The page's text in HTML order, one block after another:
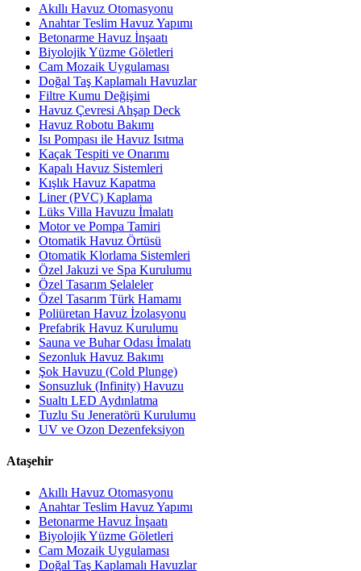
Akıllı Havuz Otomasyonu
Anahtar Teslim Havuz Yapımı
Betonarme Havuz İnşaatı
Biyolojik Yüzme Göletleri
Cam Mozaik Uygulaması
Doğal Taş Kaplamalı Havuzlar
Filtre Kumu Değişimi
Havuz Çevresi Ahşap Deck
Havuz Robotu Bakımı
Isı Pompası ile Havuz Isıtma
Kaçak Tespiti ve Onarımı
Kapalı Havuz Sistemleri
Kışlık Havuz Kapatma
Liner (PVC) Kaplama
Lüks Villa Havuzu İmalatı
Motor ve Pompa Tamiri
Otomatik Havuz Örtüsü
Otomatik Klorlama Sistemleri
Özel Jakuzi ve Spa Kurulumu
Özel Tasarım Şelaleler
Özel Tasarım Türk Hamamı
Poliüretan Havuz İzolasyonu
Prefabrik Havuz Kurulumu
Sauna ve Buhar Odası İmalatı
Sezonluk Havuz Bakımı
Şok Havuzu (Cold Plunge)
Sonsuzluk (Infinity) Havuzu
Sualtı LED Aydınlatma
Tuzlu Su Jeneratörü Kurulumu
UV ve Ozon Dezenfeksiyon
Ataşehir
Akıllı Havuz Otomasyonu
Anahtar Teslim Havuz Yapımı
Betonarme Havuz İnşaatı
Biyolojik Yüzme Göletleri
Cam Mozaik Uygulaması
Doğal Taş Kaplamalı Havuzlar